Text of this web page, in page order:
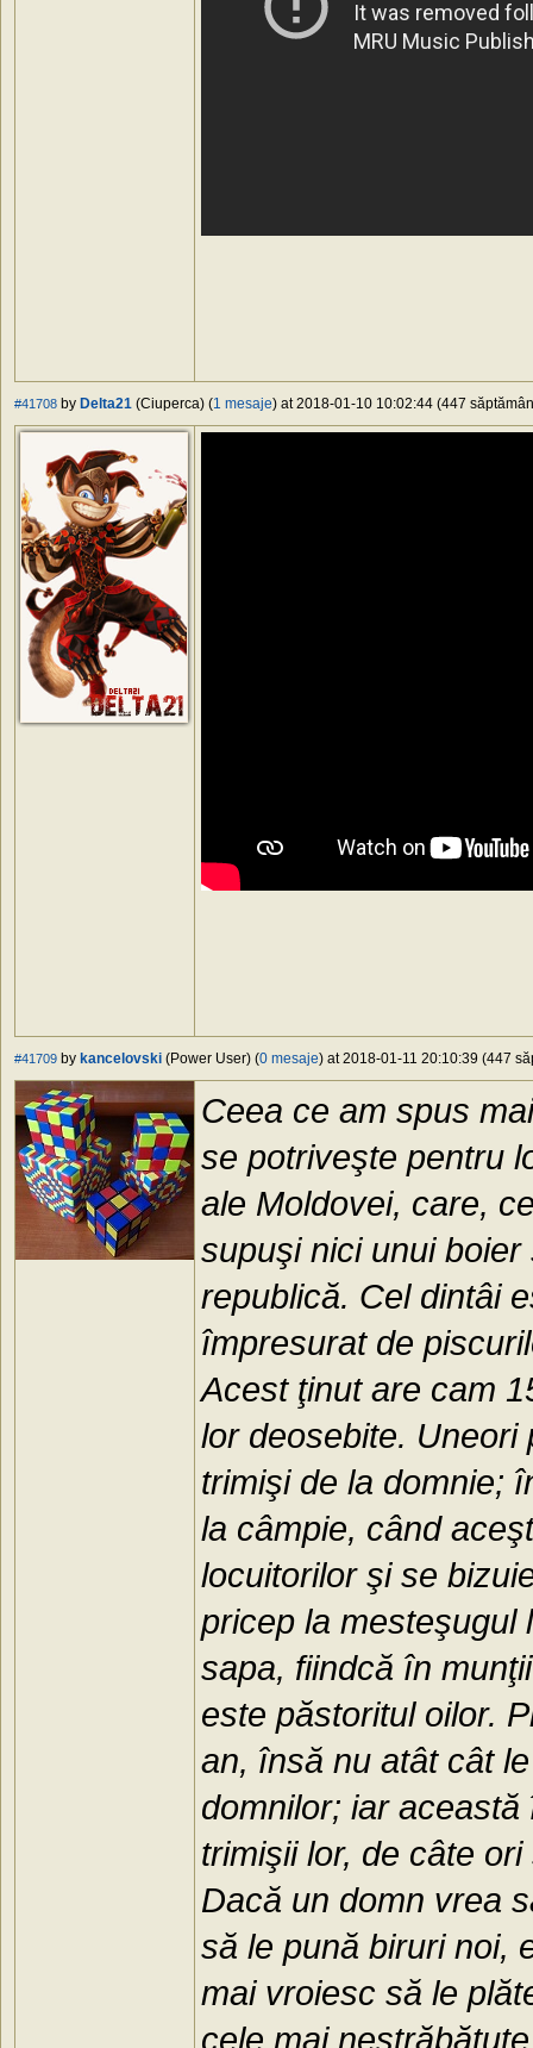
#41708 by Delta21 (Ciuperca) (1 mesaje) at 2018-01-10 10:02:44 (447
#41709 by kancelovski (Power User) (0 mesaje) at 2018-01-11 20:10:39 (447
Ceea ce am spus
se potriveşte pentru
ale Moldovei, care,
supuşi nici unui
republică. Cel dintâi
împresurat de
Acest ţinut are cam
lor deosebite. Uneori
trimişi de la domnie;
la câmpie, când
locuitorilor şi se
pricep la mesteşugul
sapa, fiindcă în
este păstoritul oilor.
an, însă nu atât cât
domnilor; iar
trimişii lor, de câte
Dacă un domn vrea
să le pună biruri noi,
mai vroiesc să le
cele mai